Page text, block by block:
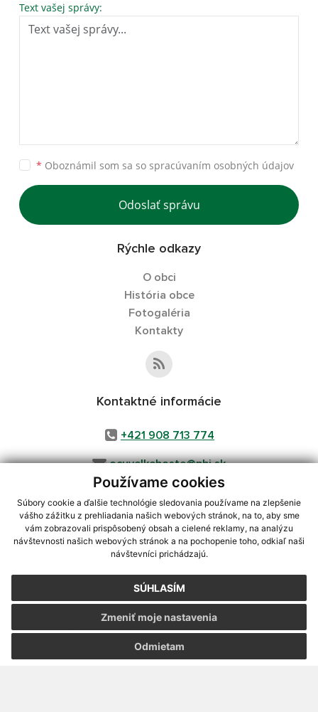
Používame cookies
Súbory cookie a ďalšie technológie sledovania používame na zlepšenie
vášho zážitku z prehliadania našich webových stránok, na to, aby sme
vám zobrazovali prispôsobený obsah a cielené reklamy, na analýzu
návštevnosti našich webových stránok a na pochopenie toho, odkiaľ naši
návštevníci prichádzajú.
SÚHLASÍM
Odmietam
Zmeniť moje nastavenia
Text vašej správy:
* Oboznámil som sa so spracúvaním osobných údajov
Odoslať správu
Rýchle odkazy
O obci
História obce
Fotogaléria
Kontakty
Kontaktné informácie
+421 908 713 774
ocuvelkehoste@pbi.sk
využite možnosť získavania aktuálnych informácií s využitím RSS
CMS systém (redakčný) systém ECHELON 2,Mapa stránok,web portál
webex.digital, s.r.o.,domény,registrácia domény
Posledná aktualizácia:24.06.2026
Vytlačiť stránku|Vyhlásenie o prístupnosti